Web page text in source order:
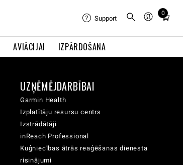
AVIĀCIJAI IZPĀRDOŠANA
Support
0
Total
cart:
UZŅĒMĒJDARBĪBAI
Garmin Health
Izplatītāju resursu centrs
Izstrādātāji
inReach Professional
Kuģniecības ātrās reaģēšanas dienesta
risinājumi